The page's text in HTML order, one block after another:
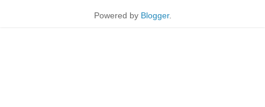
Powered by Blogger.